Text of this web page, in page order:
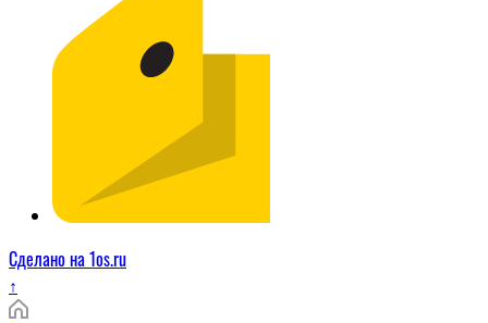
Сделано на 1os.ru
↑